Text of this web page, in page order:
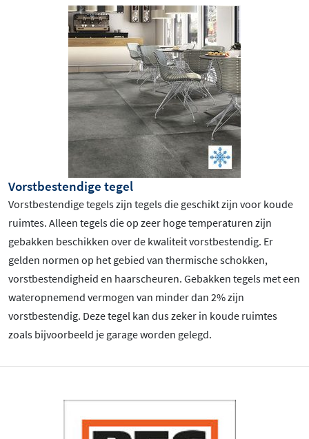
Vorstbestendige tegel
Vorstbestendige tegels zijn tegels die geschikt zijn voor koude
ruimtes. Alleen tegels die op zeer hoge temperaturen zijn
gebakken beschikken over de kwaliteit vorstbestendig. Er
gelden normen op het gebied van thermische schokken,
vorstbestendigheid en haarscheuren. Gebakken tegels met een
wateropnemend vermogen van minder dan 2% zijn
vorstbestendig. Deze tegel kan dus zeker in koude ruimtes
zoals bijvoorbeeld je garage worden gelegd.